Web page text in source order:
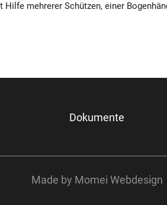
mehrerer Schützen, einer
Dokumente
Made by Momei Webdesign